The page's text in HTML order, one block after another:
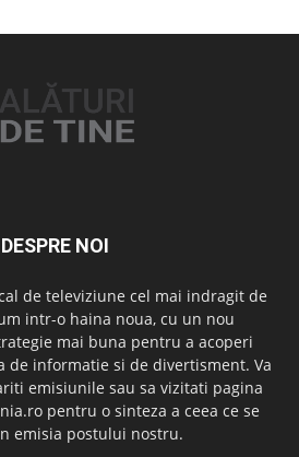
DESPRE NOI
de televiziune cel mai indragit de
intr-o haina noua, cu un nou
mai buna pentru a acoperi
de informatie si de divertisment. Va
emisiunile sau sa vizitati pagina
pentru o sinteza a ceea ce se
emisia postului nostru.